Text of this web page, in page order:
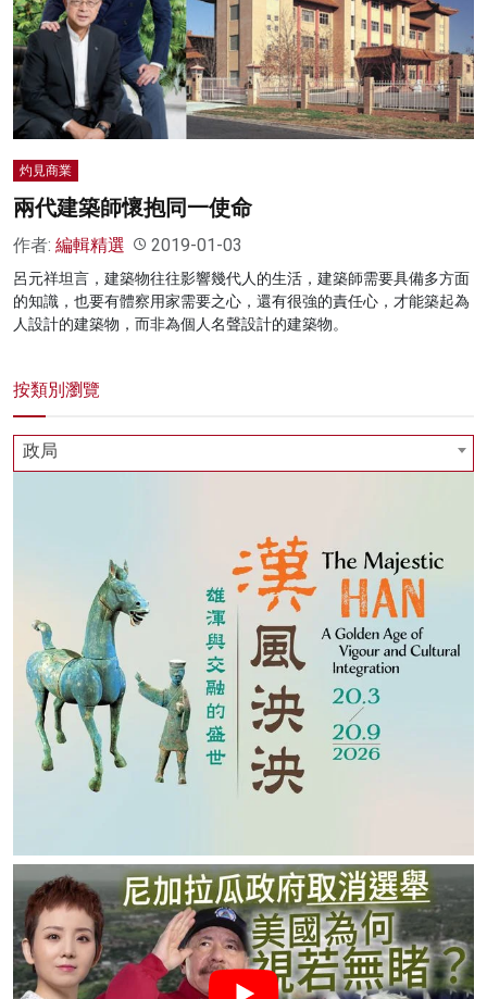
影片
名家榜
灼見活動
灼見商業
兩代建築師懷抱同一使命
作者: 編輯精選 2019-01-03
呂元祥坦言，建築物往往影響幾代人的生活，建築師需要具備多方面
的知識，也要有體察用家需要之心，還有很強的責任心，才能築起為
人設計的建築物，而非為個人名聲設計的建築物。
按類別瀏覽
政局